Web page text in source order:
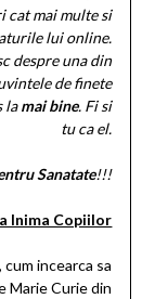
cat mai multe si
lui online.
despre una din
de finete
lamai bine. Fi si
tu ca el.
Sanatate!!!
Inima Copiilor
incearca sa
Marie Curie din